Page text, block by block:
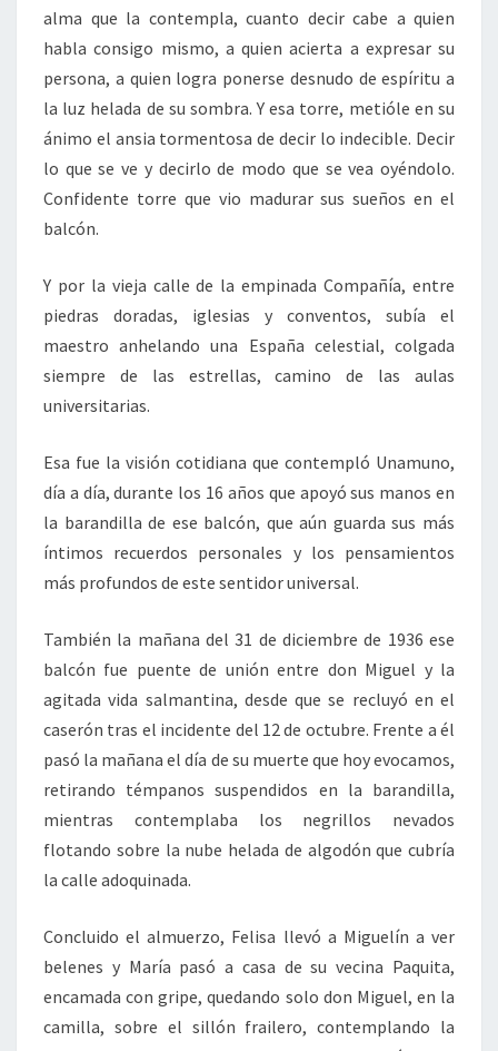
alma que la contempla, cuanto decir cabe a quien
habla consigo mismo, a quien acierta a expresar su
persona, a quien logra ponerse desnudo de espíritu a
la luz helada de su sombra. Y esa torre, metióle en su
ánimo el ansia tormentosa de decir lo indecible. Decir
lo que se ve y decirlo de modo que se vea oyéndolo.
Confidente torre que vio madurar sus sueños en el
balcón.
Y por la vieja calle de la empinada Compañía, entre
piedras doradas, iglesias y conventos, subía el
maestro anhelando una España celestial, colgada
siempre de las estrellas, camino de las aulas
universitarias.
Esa fue la visión cotidiana que contempló Unamuno,
día a día, durante los 16 años que apoyó sus manos en
la barandilla de ese balcón, que aún guarda sus más
íntimos recuerdos personales y los pensamientos
más profundos de este sentidor universal.
También la mañana del 31 de diciembre de 1936 ese
balcón fue puente de unión entre don Miguel y la
agitada vida salmantina, desde que se recluyó en el
caserón tras el incidente del 12 de octubre. Frente a él
pasó la mañana el día de su muerte que hoy evocamos,
retirando témpanos suspendidos en la barandilla,
mientras contemplaba los negrillos nevados
flotando sobre la nube helada de algodón que cubría
la calle adoquinada.
Concluido el almuerzo, Felisa llevó a Miguelín a ver
belenes y María pasó a casa de su vecina Paquita,
encamada con gripe, quedando solo don Miguel, en la
camilla, sobre el sillón frailero, contemplando la